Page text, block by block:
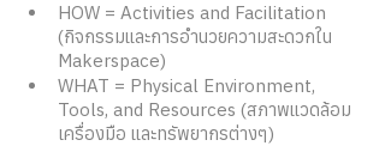
HOW = Activities and Facilitation
(กิจกรรมและการอำนวยความสะดวกใน
Makerspace)
WHAT = Physical Environment,
Tools, and Resources (สภาพแวดล้อม
เครื่องมือ และทรัพยากรต่างๆ)